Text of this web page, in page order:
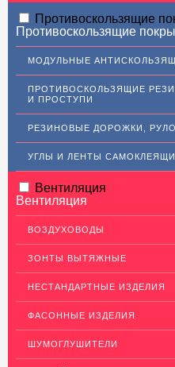
АЛЮМИНИЕВЫЙ ПРОКАТ
НЕРЖАВЕЮЩАЯ СТАЛЬ
МЕДНЫЙ ПРОКАТ
ЛАТУННЫЙ ПРОКАТ
Латунные листы
Уголок латунный
Латунная полоса
Латунный прокат Л63
Сетка латунная
Ковродержатели Латунь
Противоскользящие
Противоскользящие
МОДУЛЬНЫЕ
ПРОТИВОСКОЛЬЗЯЩИЕ
И ПРОСТУПИ
РЕЗИНОВЫЕ ДОРОЖКИ,
УГЛЫ И ЛЕНТЫ
Вентиляция
Вентиляция
ВОЗДУХОВОДЫ
ЗОНТЫ ВЫТЯЖНЫЕ
НЕСТАНДАРТНЫЕ ИЗДЕЛИЯ
ФАСОННЫЕ ИЗДЕЛИЯ
ШУМОГЛУШИТЕЛИ